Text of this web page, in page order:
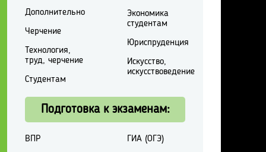
Дополнительно
Черчение
Технология,
труд, черчение
Студентам
Экономика
студентам
Юриспруденция
Искусство,
искусствоведение
Подготовка к экзаменам:
ВПР
ГИА (ОГЭ)